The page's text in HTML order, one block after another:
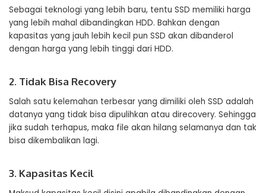
Sebagai teknologi yang lebih baru, tentu SSD memiliki harga
yang lebih mahal dibandingkan HDD. Bahkan dengan
kapasitas yang jauh lebih kecil pun SSD akan dibanderol
dengan harga yang lebih tinggi dari HDD.
2. Tidak Bisa Recovery
Salah satu kelemahan terbesar yang dimiliki oleh SSD adalah
datanya yang tidak bisa dipulihkan atau direcovery. Sehingga
jika sudah terhapus, maka file akan hilang selamanya dan tak
bisa dikembalikan lagi.
3. Kapasitas Kecil